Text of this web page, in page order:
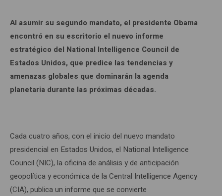
Al asumir su segundo mandato, el presidente Obama
encontró en su escritorio el nuevo informe
estratégico del National Intelligence Council de
Estados Unidos, que predice las tendencias y
amenazas globales que dominarán la agenda
planetaria durante las próximas décadas.
Cada cuatro años, con el inicio del nuevo mandato
presidencial en Estados Unidos, el National Intelligence
Council (NIC), la oficina de análisis y de anticipación
geopolítica y económica de la Central Intelligence Agency
(CIA), publica un informe que se convierte